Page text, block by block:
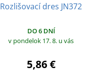
Rozlišovací dres JN372
DO 6 DNÍ
v pondelok 17. 8. u vás
5,86 €